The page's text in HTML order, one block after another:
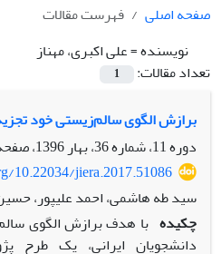
صفحه اصلی
فهرست مقالات
نویسنده =علی اکبری، مهناز
تعداد مقالات:
1
برازش الگوی سالم‌زیستی خود
دوره 11، شماره 36، بهار 1396، صفحه
10.22034/jiera.2017.51086
سید طه هاشمی، احمد علیپور،
چکیده با هدف برازش الگوی
دانشجویان ایرانی، یک طرح